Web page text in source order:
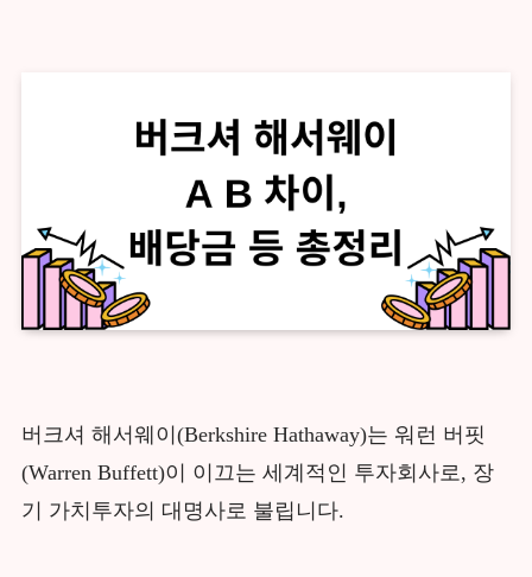
버크셔 해서웨이(Berkshire Hathaway)는 워런 버핏
(Warren Buffett)이 이끄는 세계적인 투자회사로, 장
기 가치투자의 대명사로 불립니다.